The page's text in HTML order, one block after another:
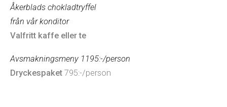
Åkerblads chokladtryffel
från vår konditor
Valfritt kaffe eller te
Avsmakningsmeny 1195:-/person
Dryckespaket 795:-/person